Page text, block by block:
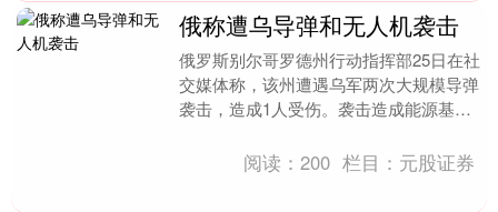
俄称遭乌导弹和无人机袭击
俄罗斯别尔哥罗德州行动指挥部25日在社
交媒体称，该州遭遇乌军两次大规模导弹
袭击，造成1人受伤。袭击造成能源基础
现电力和供水中....
阅读：200 栏目： 元股证券